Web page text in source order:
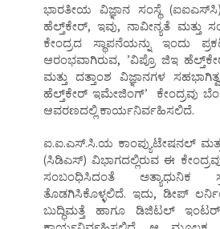
ಭಾರತೀಯ ವಿಜ್ಞಾನ ಸಂಸ್ಥೆ
ಹೆಲ್ತ್‌ಕೇರ್‌, ಇವು, ನಾವೀನ್ಯತೆ ಮತ್ತು
ಕೇಂದ್ರದ ಸ್ಥಾಪನೆಯನ್ನು ಇಂದು
ಆರಂಭವಾಗಿರುವ, ʼವಿಪ್ರೊ ಜಿಇ
ಮತ್ತು ದತ್ತಾಂಶ ವಿಜ್ಞಾನಗಳ
ಹೆಲ್ತ್‌ಕೇರ್‌ ಇಮೇಜಿಂಗ್‌ʼ ಕೇಂದ್ರವು
ಆವರಣದಲ್ಲಿ ಕಾರ್ಯನಿರ್ವಹಿಸಲಿದೆ.
ಐ.ಐ.ಎಸ್‌.ಸಿ.ಯ ಕಾಂಪ್ಯುಟೇಷನಲ್‌
(ಸಿಡಿಎಸ್‌) ವಿಭಾಗದಲ್ಲಿರುವ ಈ
ಸಂಬಂಧಿಸಿದಂತೆ ಅತ್ಯಾಧುನಿಕ
ತೊಡಗಿಸಿಕೊಳ್ಳಲಿದೆ. ಇದು, ಡೀಪ್‌
ಬುದ್ಧಿಮತ್ತೆ ಹಾಗೂ ಡಿಜಿಟಲ್‌